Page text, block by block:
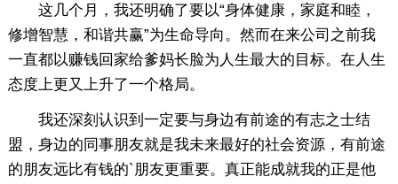
这几个月，我还明确了要以“身体健康，家庭和睦，
修增智慧，和谐共赢”为生命导向。然而在来公司之前我
一直都以赚钱回家给爹妈长脸为人生最大的目标。在人生
态度上更又上升了一个格局。
我还深刻认识到一定要与身边有前途的有志之士结
盟，身边的同事朋友就是我未来最好的社会资源，有前途
的朋友远比有钱的`朋友更重要。真正能成就我的正是他